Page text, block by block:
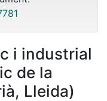
i industrial
de la
Lleida)